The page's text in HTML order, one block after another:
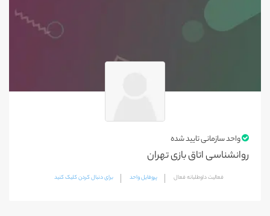
واحد سازمانی تایید شده
روانشناسی اتاق بازی تهران
فعالیت داوطلبانه فعال پروفایل واحد برای دنبال کردن کلیک کنید